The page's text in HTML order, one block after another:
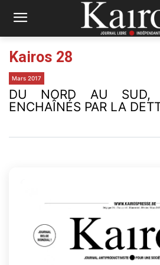
Kairos 28
Mars 2017
DU NORD AU SUD,
ENCHAÎNÉS PAR LA